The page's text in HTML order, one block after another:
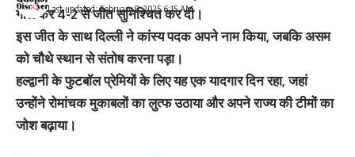
गोल कर 4-2 से जीत सुनिश्चित कर दी।
इस जीत के साथ दिल्ली ने कांस्य पदक अपने नाम किया, जबकि असम
को चौथे स्थान से संतोष करना पड़ा।
हल्द्वानी के फुटबॉल प्रेमियों के लिए यह एक यादगार दिन रहा, जहां
उन्होंने रोमांचक मुकाबलों का लुत्फ उठाया और अपने राज्य की टीमों का
जोश बढ़ाया।
Last updated: February 8, 2025 6:15 AM